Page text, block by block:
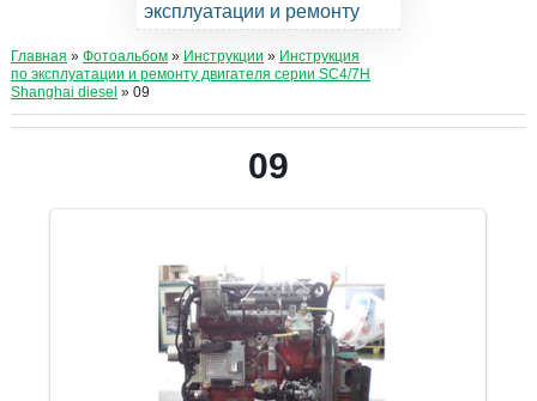
эксплуатации и ремонту
Главная » Фотоальбом» Инструкции » Инструкция
по эксплуатации и ремонту двигателя серии SC4/7H
Shanghai diesel » 09
09